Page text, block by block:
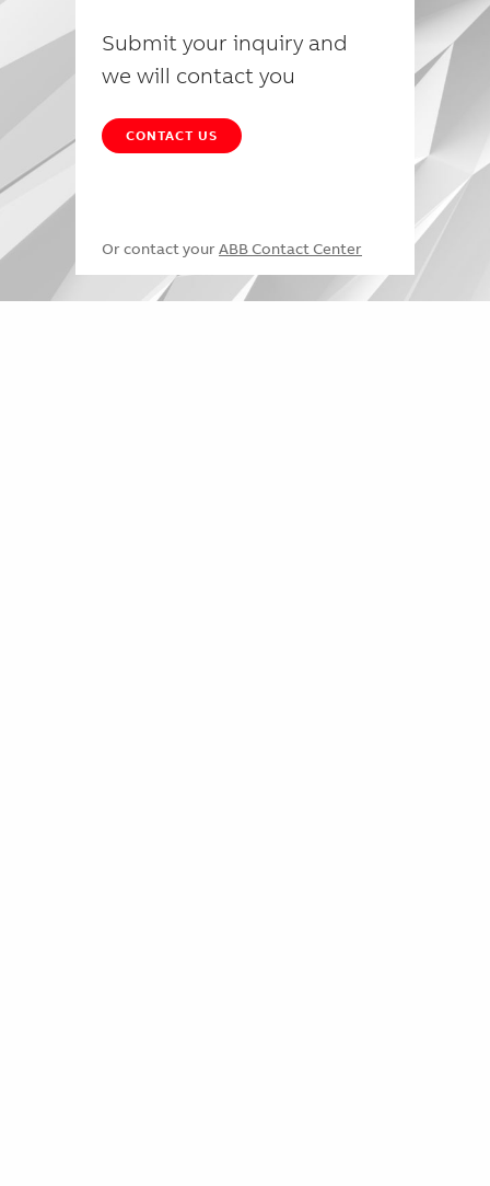
Submit your inquiry and
we will contact you
CONTACT US
Or contact your ABB Contact Center